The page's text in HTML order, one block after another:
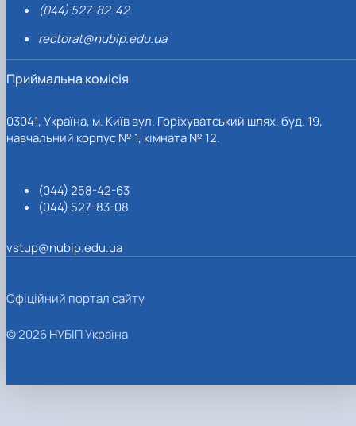
(044) 527-82-42
rectorat@nubip.edu.ua
Приймальна комісія
03041, Україна, м. Київ вул. Горіхуватський шлях, буд. 19,
навчальний корпус № 1, кімната № 12.
(044) 258-42-63
(044) 527-83-08
vstup@nubip.edu.ua
Офіційний портал сайту
© 2026 НУБІП Україна